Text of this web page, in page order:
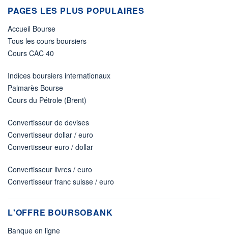
PAGES LES PLUS POPULAIRES
Accueil Bourse
Tous les cours boursiers
Cours CAC 40
Indices boursiers internationaux
Palmarès Bourse
Cours du Pétrole (Brent)
Convertisseur de devises
Convertisseur dollar / euro
Convertisseur euro / dollar
Convertisseur livres / euro
Convertisseur franc suisse / euro
L'OFFRE BOURSOBANK
Banque en ligne